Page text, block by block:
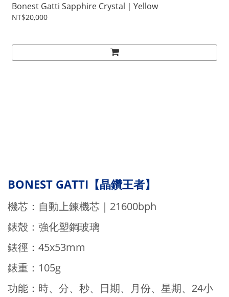
Bonest Gatti Sapphire Crystal｜Yellow
NT$20,000
BONEST GATTI【晶鑽王者】
機芯：自動上鍊機芯｜ 21600bph
錶殼：強化塑鋼玻璃
錶徑： 45x53mm
錶重： 105g
功能：時、分、秒、日期、月份、星期、24小